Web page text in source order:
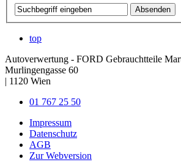
top
Autoverwertung - FORD Gebrauchtteile
Murlingengasse 60
| 1120 Wien
01 767 25 50
Impressum
Datenschutz
AGB
Zur Webversion